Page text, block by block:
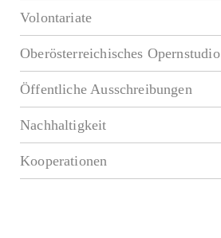
Volontariate
Oberösterreichisches Opernstudio
Öffentliche Ausschreibungen
Nachhaltigkeit
Kooperationen